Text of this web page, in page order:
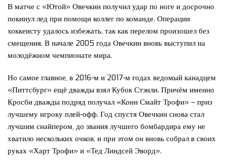
В матче с «Ютой» Овечкин получил удар по ноге и досрочно
покинул лед при помощи коллег по команде. Операции
хоккеисту удалось избежать, так как перелом произошел без
смещения. В начале 2005 года Овечкин вновь выступил на
молодёжном чемпионате мира.
Но самое главное, в 2016-м и 2017-м годах ведомый канадцем
«Питтсбург» ещё дважды взял Кубок Стэнли. Причём именно
Кросби дважды подряд получал «Конн Смайт Трофи» – приз
лучшему игроку плей-офф. Год спустя Овечкин снова стал
лучшим снайпером, до звания лучшего бомбардира ему не
хватило нескольких очков, и при этом он вновь собрал в своих
руках «Харт Трофи» и «Тед Линдсей Эворд».